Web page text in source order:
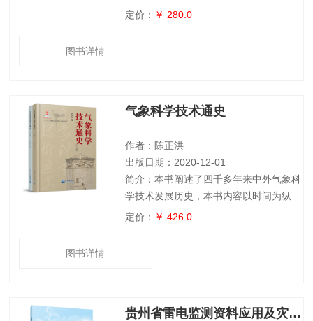
用数理统计、数值模拟及地理信息技术等
对于政府关心的城市气候和雄安新区的气
科学性、权威性,可以为
定价： ￥ 280.0
图书详情
气象科学技术通史
作者：陈正洪
出版日期：2020-12-01
简介：本书阐述了四千多年来中外气象科
学技术发展历史，本书内容以时间为纵
轴，以地域为横轴，展现出千姿万彩、波
不断吸收各门自然科学、社会科学的知识
定价： ￥ 426.0
图书详情
贵州省雷电监测资料应用及灾害风险评价研究